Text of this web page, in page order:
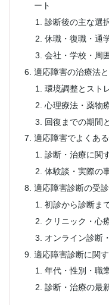
ート
診断後の主な選
休職・復職・通
会社・学校・周
適応障害の治療法
環境調整とスト
心理療法・薬物
回復までの期間
適応障害でよくあ
診断・治療に関
体験談・実際の
適応障害診断の受
初診から診断ま
クリニック・心
オンライン診断
適応障害診断に関
年代・性別・職
診断・治療の最